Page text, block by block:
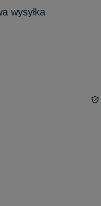
wysyłka